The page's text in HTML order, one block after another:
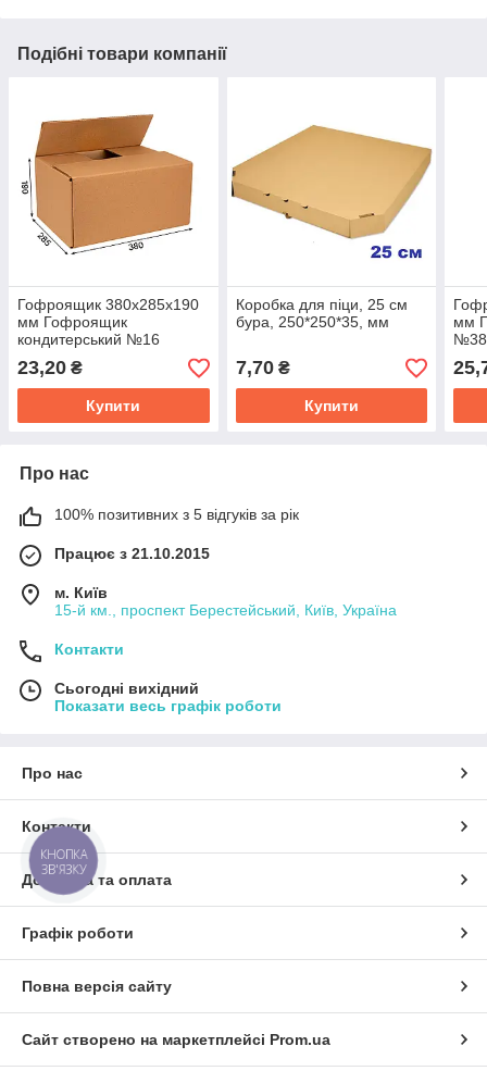
Подібні товари компанії
Гофроящик 380х285х190
мм Гофроящик
кондитерський №16
бурий.
23,20 ₴
Купити
Коробка для піци, 25 см
бура, 250*250*35, мм
7,70₴
Купити
мм
№38
Про нас
100% позитивних з 5 відгуків за рік
Працює з 21.10.2015
м. Київ
15-й км., проспект Берестейський, Київ, Україна
Контакти
Сьогодні вихідний
Показати весь графік роботи
Про нас
Контакти
Доставка та оплата
Графік роботи
Повна версія сайту
Сайт створено на маркетплейсі Prom.ua
КНОПКА
ЗВ'ЯЗКУ